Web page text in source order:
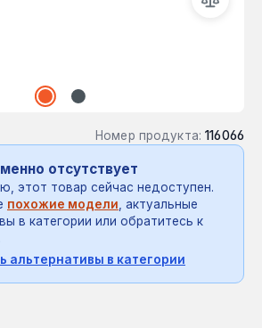
Номер продукта: 116066
отсутствует
этот товар сейчас недоступен.
похожие модели, актуальные
в категории или обратитесь к
альтернативы в категории